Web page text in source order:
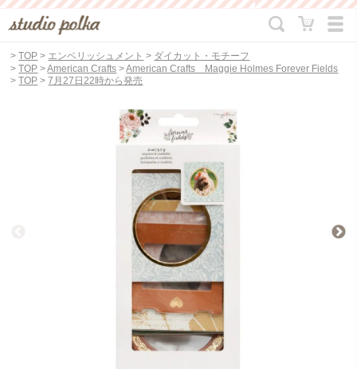
>TOP > エンベリッシュメント > ダイカット・モチーフ
>TOP >American Crafts >American Crafts Maggie Holmes Forever Fields
>TOP >7月27日22時から発売